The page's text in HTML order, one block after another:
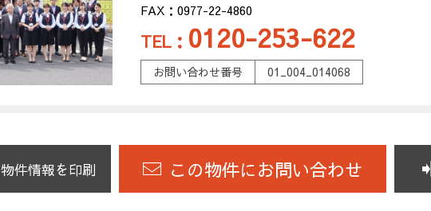
FAX：0977-22-4860
TEL： 0120-253-622
お問い合わせ番号 01_004_014068
物件情報を印刷 この物件にお問い合わせ